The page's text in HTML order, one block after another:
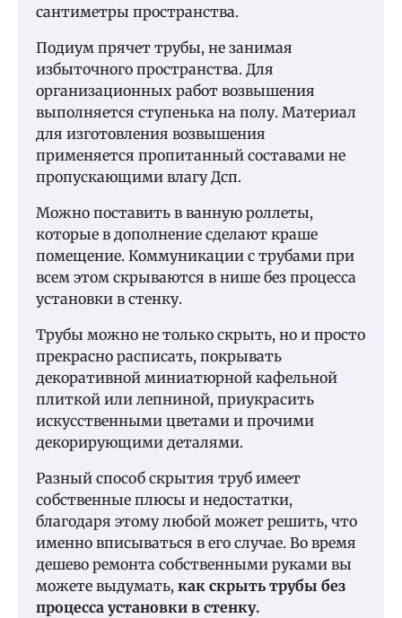
сантиметры пространства.
Подиум прячет трубы, не занимая
избыточного пространства. Для
организационных работ возвышения
выполняется ступенька на полу. Материал
для изготовления возвышения
применяется пропитанный составами не
пропускающими влагу Дсп.
Можно поставить в ванную роллеты,
которые в дополнение сделают краше
помещение. Коммуникации с трубами при
всем этом скрываются в нише без процесса
установки в стенку.
Трубы можно не только скрыть, но и просто
прекрасно расписать, покрывать
декоративной миниатюрной кафельной
плиткой или лепниной, приукрасить
искусственными цветами и прочими
декорирующими деталями.
Разный способ скрытия труб имеет
собственные плюсы и недостатки,
благодаря этому любой может решить, что
именно вписываться в его случае. Во время
дешево ремонта собственными руками вы
можете выдумать, как скрыть трубы без
процесса установки в стенку.